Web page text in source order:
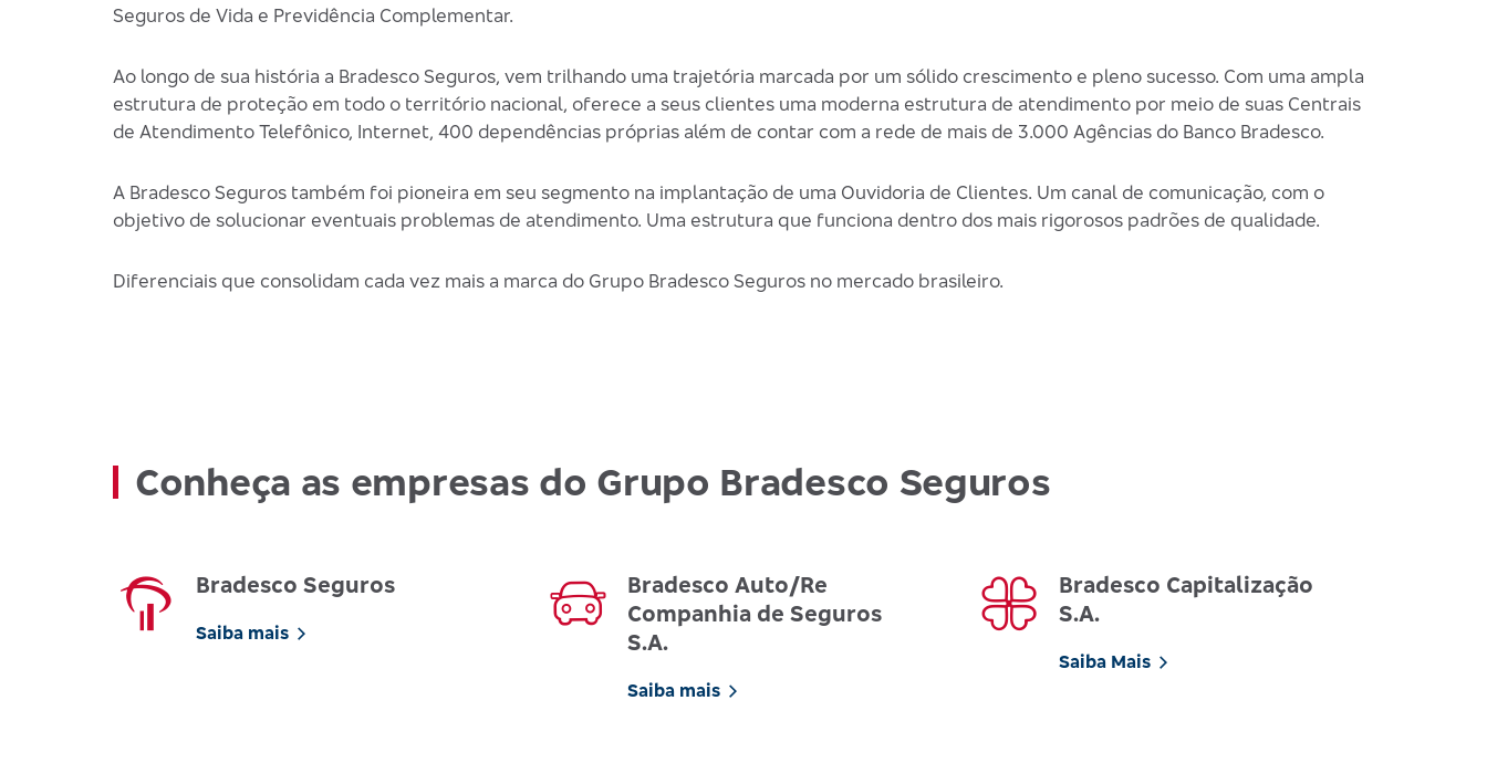
Seguros de Vida e Previdência Complementar.
Ao longo de sua história a Bradesco Seguros, vem trilhando uma trajetória marcada por um sólido crescimento e pleno sucesso. Com uma ampla
estrutura de proteção em todo o território nacional, oferece a seus clientes uma moderna estrutura de atendimento por meio de suas Centrais
de Atendimento Telefônico, Internet, 400 dependências próprias além de contar com a rede de mais de 3.000 Agências do Banco Bradesco.
A Bradesco Seguros também foi pioneira em seu segmento na implantação de uma Ouvidoria de Clientes. Um canal de comunicação, com o
objetivo de solucionar eventuais problemas de atendimento. Uma estrutura que funciona dentro dos mais rigorosos padrões de qualidade.
Diferenciais que consolidam cada vez mais a marca do Grupo Bradesco Seguros no mercado brasileiro.
Conheça as empresas do Grupo Bradesco Seguros
Bradesco Seguros
Saiba mais
Bradesco Auto/Re
Companhia de Seguros
S.A.
Saiba mais
Bradesco Capitalização
S.A.
Saiba Mais